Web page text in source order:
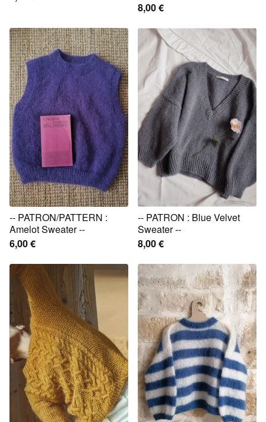
8,00€
-- PATRON/PATTERN :
Amelot Sweater --
6,00€
-- PATRON : Blue Velvet
Sweater --
8,00€